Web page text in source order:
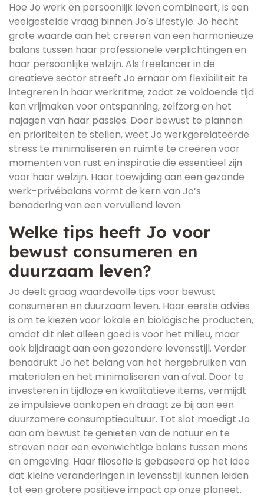
Hoe Jo werk en persoonlijk leven combineert, is een
veelgestelde vraag binnen Jo’s Lifestyle. Jo hecht
grote waarde aan het creëren van een harmonieuze
balans tussen haar professionele verplichtingen en
haar persoonlijke welzijn. Als freelancer in de
creatieve sector streeft Jo ernaar om flexibiliteit te
integreren in haar werkritme, zodat ze voldoende tijd
kan vrijmaken voor ontspanning, zelfzorg en het
najagen van haar passies. Door bewust te plannen
en prioriteiten te stellen, weet Jo werkgerelateerde
stress te minimaliseren en ruimte te creëren voor
momenten van rust en inspiratie die essentieel zijn
voor haar welzijn. Haar toewijding aan een gezonde
werk-privébalans vormt de kern van Jo’s
benadering van een vervullend leven.
Welke tips heeft Jo voor
bewust consumeren en
duurzaam leven?
Jo deelt graag waardevolle tips voor bewust
consumeren en duurzaam leven. Haar eerste advies
is om te kiezen voor lokale en biologische producten,
omdat dit niet alleen goed is voor het milieu, maar
ook bijdraagt aan een gezondere levensstijl. Verder
benadrukt Jo het belang van het hergebruiken van
materialen en het minimaliseren van afval. Door te
investeren in tijdloze en kwalitatieve items, vermijdt
ze impulsieve aankopen en draagt ze bij aan een
duurzamere consumptiecultuur. Tot slot moedigt Jo
aan om bewust te genieten van de natuur en te
streven naar een evenwichtige balans tussen mens
en omgeving. Haar filosofie is gebaseerd op het idee
dat kleine veranderingen in levensstijl kunnen leiden
tot een grotere positieve impact op onze planeet.